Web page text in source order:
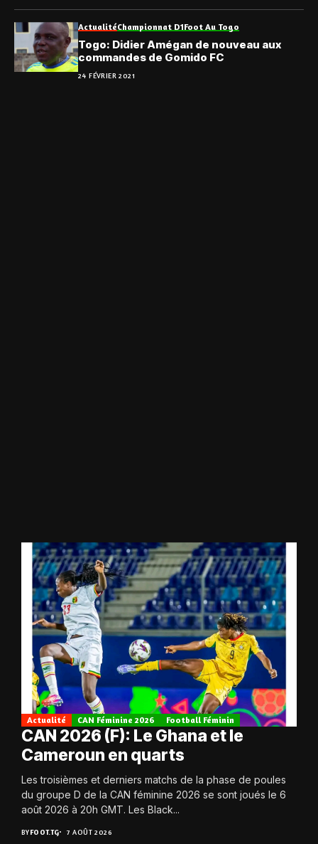
ActualitéChampionnat D1Foot Au Togo
Togo: Didier Amégan de nouveau aux
commandes de Gomido FC
24 FÉVRIER 2021
Actualité CAN Féminine 2026 Football Féminin
CAN 2026 (F): Le Ghana et le
Cameroun en quarts
Les troisièmes et derniers matchs de la phase de poules
du groupe D de la CAN féminine 2026 se sont joués le 6
août 2026 à 20h GMT. Les Black...
BYFOOT.TG 7 AOÛT 2026